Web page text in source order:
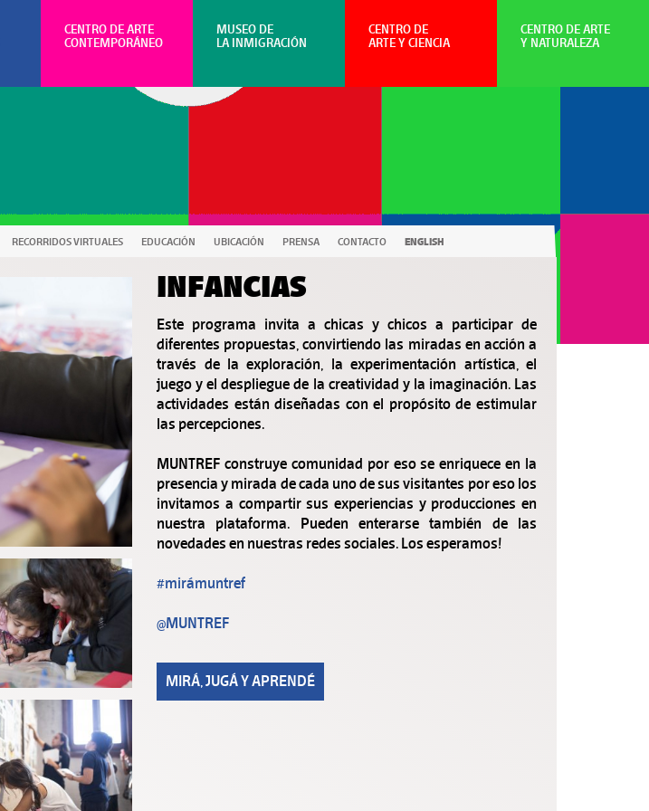
RECORRIDOS VIRTUALES EDUCACIÓN UBICACIÓN PRENSA CONTACTO ENGLISH
INFANCIAS
Este programa invita a chicas y chicos a participar de
diferentes propuestas, convirtiendo las miradas en acción a
través de la exploración, la experimentación artística, el
juego y el despliegue de la creatividad y la imaginación. Las
actividades están diseñadas con el propósito de estimular
las percepciones.
MUNTREF construye comunidad por eso se enriquece en la
presencia y mirada de cada uno de sus visitantes por eso los
invitamos a compartir sus experiencias y producciones en
nuestra plataforma. Pueden enterarse también de las
novedades en nuestras redes sociales. Los esperamos!
#mirámuntref
@MUNTREF
MIRÁ, JUGÁ Y APRENDÉ
CENTRO DE ARTE
Y NATURALEZA
CENTRO DE
ARTE Y CIENCIA
MUSEO DE
LA INMIGRACIÓN
CENTRO DE ARTE
CONTEMPORÁNEO